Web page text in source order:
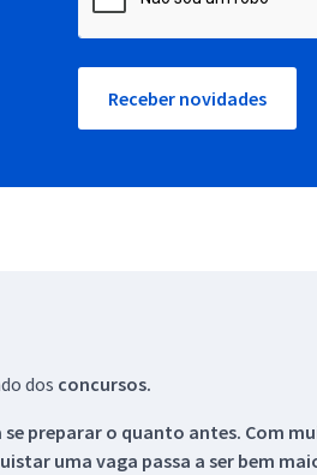
Receber novidades
dos concursos.
preparar o quanto antes. Com
uma vaga passa a ser bem